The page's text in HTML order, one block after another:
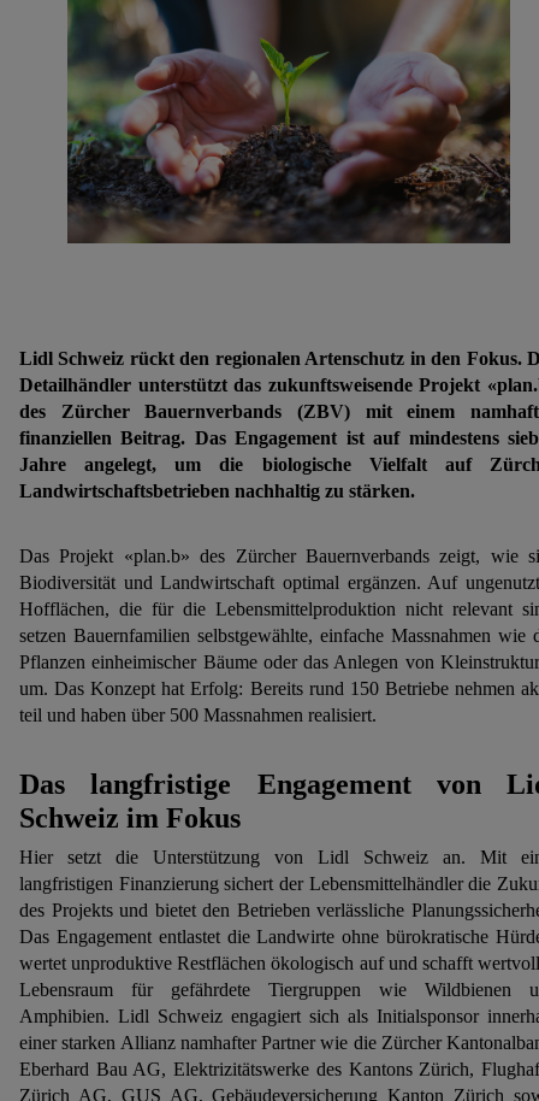
Lidl Schweiz rückt den regionalen Artenschutz in den Fokus.
Detailhändler unterstützt das zukunftsweisende Projekt
des Zürcher Bauernverbands (ZBV) mit einem
finanziellen Beitrag. Das Engagement ist auf mindestens
Jahre angelegt, um die biologische Vielfalt auf
Landwirtschaftsbetrieben nachhaltig zu stärken.
Das Projekt «plan.b» des Zürcher Bauernverbands zeigt, wie
Biodiversität und Landwirtschaft optimal ergänzen. Auf
Hofflächen, die für die Lebensmittelproduktion nicht relevant
setzen Bauernfamilien selbstgewählte, einfache Massnahmen wie
Pflanzen einheimischer Bäume oder das Anlegen von
um. Das Konzept hat Erfolg: Bereits rund 150 Betriebe nehmen
teil und haben über 500 Massnahmen realisiert.
Das langfristige Engagement von
Schweiz im Fokus
Hier setzt die Unterstützung von Lidl Schweiz an. Mit
langfristigen Finanzierung sichert der Lebensmittelhändler die
des Projekts und bietet den Betrieben verlässliche
Das Engagement entlastet die Landwirte ohne bürokratische
wertet unproduktive Restflächen ökologisch auf und schafft
Lebensraum für gefährdete Tiergruppen wie Wildbienen
Amphibien. Lidl Schweiz engagiert sich als Initialsponsor
einer starken Allianz namhafter Partner wie die Zürcher
Eberhard Bau AG, Elektrizitätswerke des Kantons Zürich,
Zürich AG, GUS AG, Gebäudeversicherung Kanton Zürich